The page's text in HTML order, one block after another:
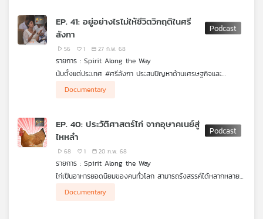
เครือ
ข่าย
แผนที่
ที่ศาสนาพุทธเข้าไปมีบทบาท หยั่งรากฝังลึกอยู่ในสังคมมาเป็นเวลา
ยาวนานจนกลายเป็นศูนย์กลางการเผยแผ่ไปยังภูมิภาคอื่น ๆ รวมถึง
ประเทศไทยด้วย ไม่มีใครคาดคิดว่าศาสนาพุทธในที่ที่มีความเจริญรุ่ง
ค้นหาความศรัทธาของชาวศรีลังกาในครั้งนี้ใช้เวลา 11 วันกับ 16 สถาน
ที่ ไปที่ไหนบ้าง รายการ Spirit Along the Way เล่าให้ฟังค่ะ
EP. 41: อยู่อย่างไรไม่ให้ชีวิตวิกฤติในศรี
ลังกา
56 1 27 ก.พ. 68
รายการ : Spirit Along the Way
นับตั้งแต่ประเทศ #ศรีลังกา ประสบปัญหาด้านเศรษฐกิจและ
ขึ้นทั้งการขาดแคลนอาหาร รวมถึงพลังงานอย่างน้ำมัน ทำให้นักท่อง
แต่การตัดสินใจเดินทางเข้าไปของทีมงาน Spirit Along the Way
ในช่วงภาวะวิกฤติก็ทำให้เห็นอีกด้านหนึ่งของชีวิตผู้คนที่นั้น เริ่มต้นการ
เดินทางตั้งแต่กรุงโคลัมโบไปที่เมืองจาฟนาทางตอนเหนือสุด แล้วไป
ทางประวัติศาตร์ผ่านการต่อสู้ รวมถึงเรื่องราวของเด็กที่วิ่งขาย
ดอกไม้ตามเส้นทางเลี้ยวลดคดเคี้ยวของภูเขาที่สามารถโผล่จากจุด
หนึ่งไปยังอีกจุดหนึ่งได้อย่างรวดเร็ว จนกลายเป็นไวรัลไปทั่วโลก ไป
Documentary
EP. 40: ประวัติศาสตร์ไก่ จากอุษาคเนย์สู่
ไหหลำ
68 1 20 ก.พ. 68
รายการ : Spirit Along the Way
ไก่เป็นอาหารยอดนิยมของคนทั่วโลก สามารถรังสรรค์ได้หลากหลาย
เฉพาะตัว คุณอาจนึกถึง ข้าวมันไก่สิงคโปร์ แต่เราชวนคุณไปรู้จักกับ
Documentary